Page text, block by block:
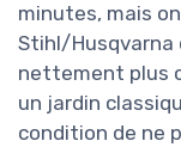
minutes, mais
Stihl/
nettement plus
un jardin
condition de ne